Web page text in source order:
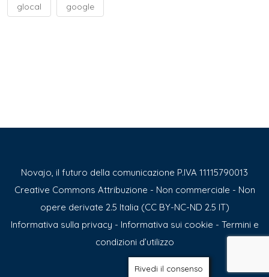
glocal google
Novajo, il futuro della comunicazione P.IVA 11115790013
Creative Commons Attribuzione - Non commerciale - Non
opere derivate 2.5 Italia (CC BY-NC-ND 2.5 IT)
Informativa sulla privacy - Informativa sui cookie - Termini e
condizioni d’utilizzo
Rivedi il consenso